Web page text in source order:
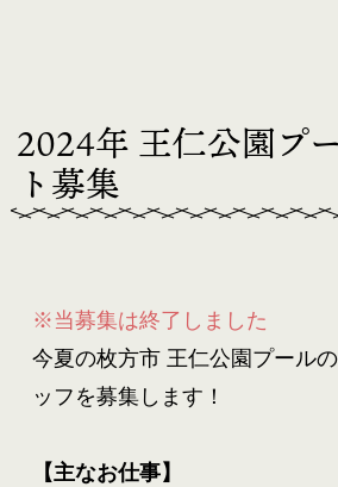
2024年 王仁公園プ
ト募集
※当募集は終了しました
今夏の枚方市 王仁公園プール
ッフを募集します！
【主なお仕事】